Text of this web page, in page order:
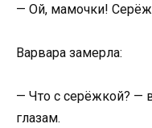
— Ой, мамочки!
Варвара замерла:
— Что с серёжкой? —
глазам.